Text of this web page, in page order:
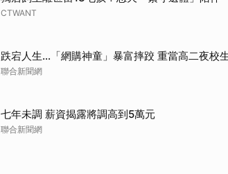
CTWANT
跌宕人生…「網購神童」暴富摔跤 重當高二夜校
聯合新聞網
七年未調 薪資揭露將調高到5萬元
聯合新聞網